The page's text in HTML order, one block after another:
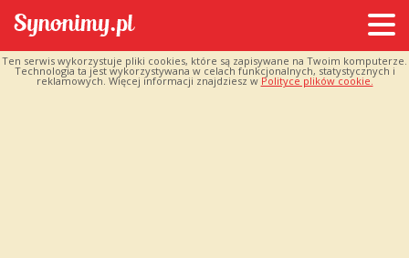
Ten serwis wykorzystuje pliki cookies, które są zapisywane na Twoim komputerze.
Technologia ta jest wykorzystywana w celach funkcjonalnych, statystycznych i
reklamowych. Więcej informacji znajdziesz w Polityce plików cookie.